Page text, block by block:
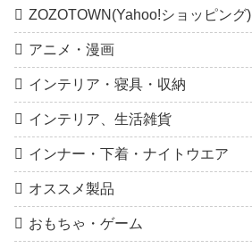
ZOZOTOWN(Yahoo!ショッピング)
アニメ・漫画
インテリア・寝具・収納
インテリア、生活雑貨
インナー・下着・ナイトウエア
オススメ製品
おもちゃ・ゲーム